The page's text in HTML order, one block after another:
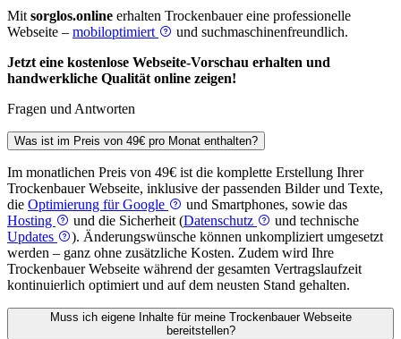
Mit sorglos.online erhalten Trockenbauer eine professionelle
Webseite – mobiloptimiert
und suchmaschinenfreundlich.
Jetzt eine kostenlose Webseite-Vorschau erhalten und
handwerkliche Qualität online zeigen!
Fragen und Antworten
Was ist im Preis von 49€ pro Monat enthalten?
Im monatlichen Preis von 49€ ist die komplette Erstellung Ihrer
Trockenbauer Webseite, inklusive der passenden Bilder und Texte,
die Optimierung für Google
und Smartphones, sowie das
Hosting
und die Sicherheit (Datenschutz
und technische
Updates
). Änderungswünsche können unkompliziert umgesetzt
werden – ganz ohne zusätzliche Kosten. Zudem wird Ihre
Trockenbauer Webseite während der gesamten Vertragslaufzeit
kontinuierlich optimiert und auf dem neusten Stand gehalten.
Muss ich eigene Inhalte für meine Trockenbauer Webseite
bereitstellen?